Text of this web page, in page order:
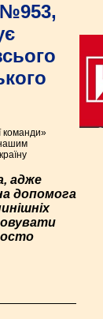
команди»
адже
допомога